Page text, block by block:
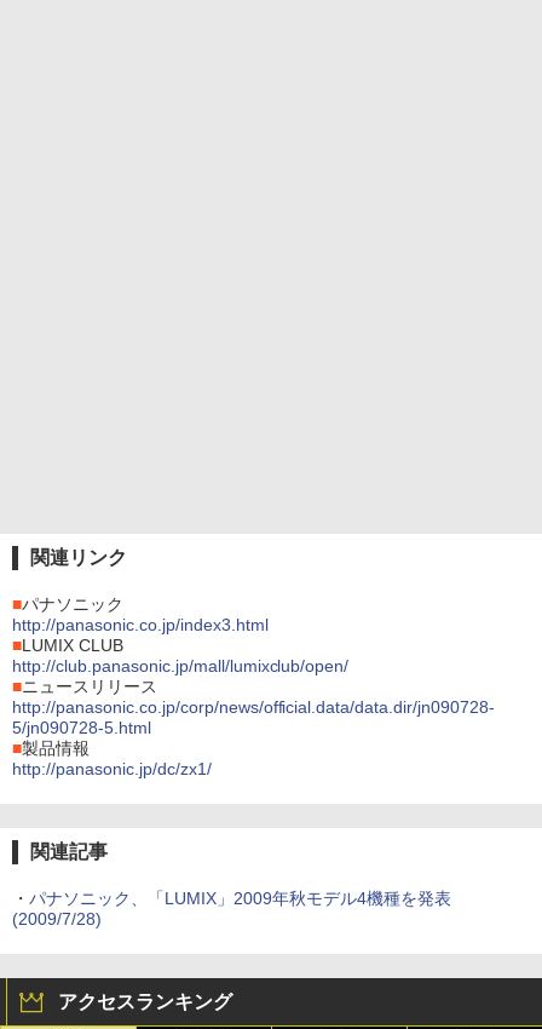
関連リンク
■パナソニック
http://panasonic.co.jp/index3.html
■LUMIX CLUB
http://club.panasonic.jp/mall/lumixclub/open/
■ニュースリリース
http://panasonic.co.jp/corp/news/official.data/data.dir/jn090728-
5/jn090728-5.html
■製品情報
http://panasonic.jp/dc/zx1/
関連記事
・ パナソニック、「LUMIX」2009年秋モデル4機種を発表
(2009/7/28)
アクセスランキング